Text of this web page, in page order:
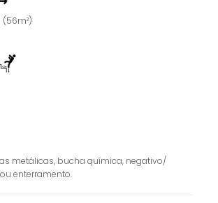
metálicas, bucha química, negativo/
enterramento.